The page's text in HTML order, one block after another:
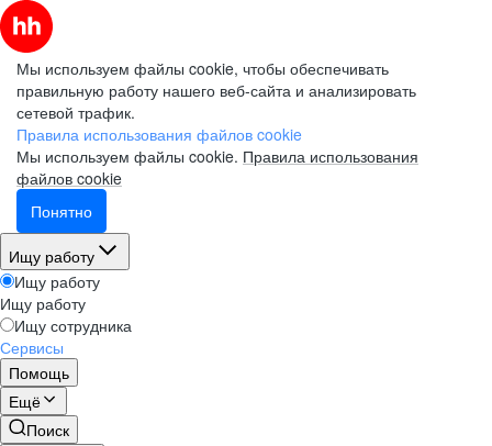
Мы используем файлы cookie, чтобы обеспечивать
правильную работу нашего веб-сайта и анализировать
сетевой трафик.
Правила использования файлов cookie
Мы используем файлы cookie. Правила использования
файлов cookie
Понятно
Ищу работу
Ищу работу
Ищу работу
Ищу сотрудника
Сервисы
Помощь
Ещё
Поиск